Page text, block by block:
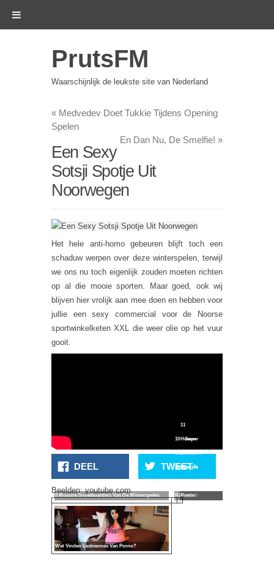
PrutsFM
Waarschijnlijk de leukste site van Nederland
« Medvedev Doet Tukkie Tijdens Opening
Spelen
En Dan Nu, De Smelfie! »
Een Sexy
Sotsji Spotje Uit
Noorwegen
Het hele anti-homo gebeuren blijft toch een
schaduw werpen over deze winterspelen, terwijl
we ons nu toch eigenlijk zouden moeten richten
op al die mooie sporten. Maar goed, ook wij
blijven hier vrolijk aan mee doen en hebben voor
jullie een sexy commercial voor de Noorse
sportwinkelketen XXL die weer olie op het vuur
gooit.
DEEL TWEET
Beelden: youtube.com
5 Mooiste Snowboarders Van De Winterspelen
10 Super
Spots Te
Sexy Of
Racistisch
11
Homo-
Plaatjes
Van
Poetin
Wat Vinden Lesbiennes Van Porno?